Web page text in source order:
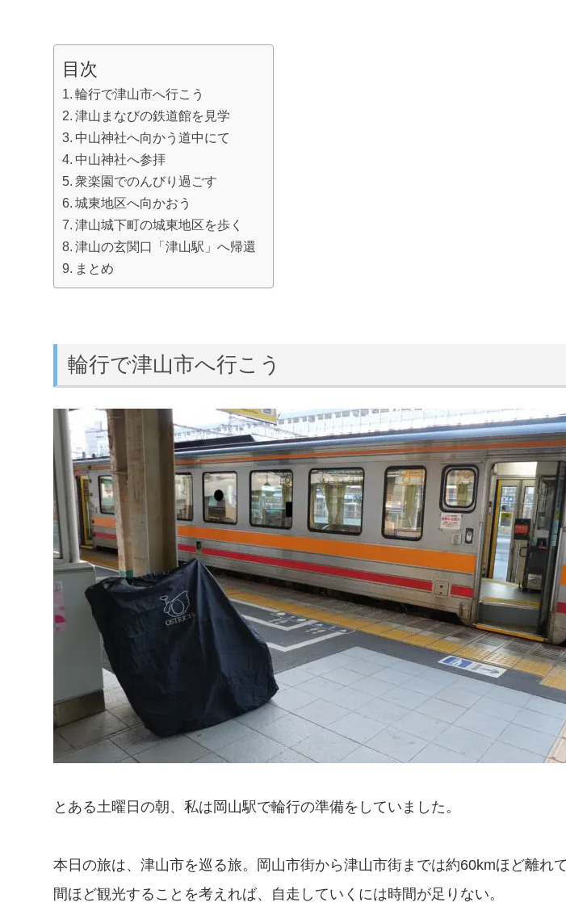
目次
輪行で津山市へ行こう
津山まなびの鉄道館を見学
中山神社へ向かう道中にて
中山神社へ参拝
衆楽園でのんびり過ごす
城東地区へ向かおう
津山城下町の城東地区を歩く
津山の玄関口「津山駅」へ帰還
まとめ
輪行で津山市へ行こう
とある土曜日の朝、私は岡山駅で輪行の準備をしていました。
本日の旅は、津山市を巡る旅。岡山市街から津山市街までは約60kmほど離れ
間ほど観光することを考えれば、自走していくには時間が足りない。